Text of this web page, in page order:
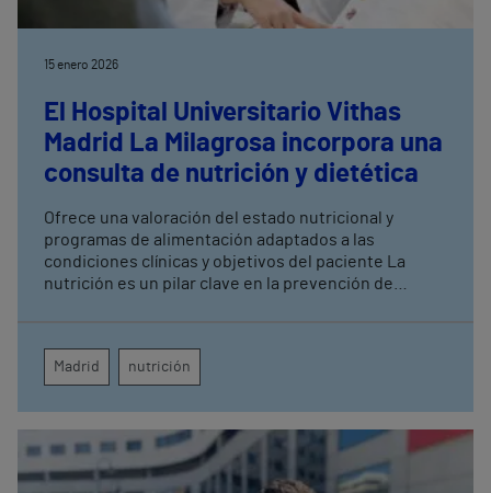
15 enero 2026
El Hospital Universitario Vithas
Madrid La Milagrosa incorpora una
consulta de nutrición y dietética
Ofrece una valoración del estado nutricional y
programas de alimentación adaptados a las
condiciones clínicas y objetivos del paciente La
nutrición es un pilar clave en la prevención de
Madrid nutrición